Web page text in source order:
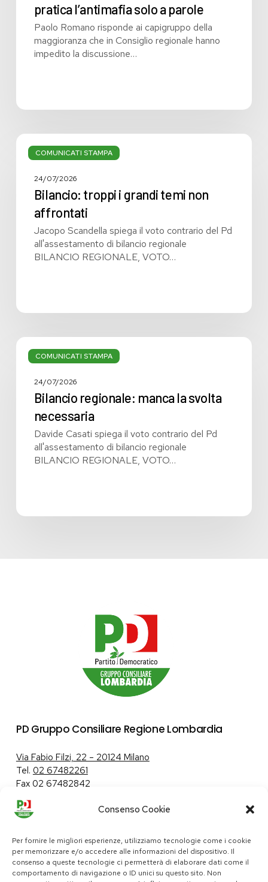
Consenso Cookie
Per fornire le migliori esperienze, utilizziamo tecnologie come i cookie
per memorizzare e/o accedere alle informazioni del dispositivo. Il
consenso a queste tecnologie ci permetterà di elaborare dati come il
comportamento di navigazione o ID unici su questo sito. Non
pratica l’antimafia solo a parole
Paolo Romano risponde ai capigruppo della
maggioranza che in Consiglio regionale hanno
impedito la discussione…
COMUNICATI STAMPA
Bilancio:
troppi
grandi
affrontati
24/07/2026
Bilancio: troppi i grandi temi non
affrontati
Jacopo Scandella spiega il voto contrario del Pd
all'assestamento di bilancio regionale
BILANCIO REGIONALE, VOTO…
COMUNICATI STAMPA
Bilancio
regionale:
svolta
24/07/2026
Bilancio regionale: manca la svolta
necessaria
Davide Casati spiega il voto contrario del Pd
all'assestamento di bilancio regionale
BILANCIO REGIONALE, VOTO…
PD Gruppo Consiliare Regione Lombardia
Via Fabio Filzi, 22 – 20124 Milano
Tel. 02 67482261
Fax 02 67482842
Tutela dei dati personali|Politica sui cookie